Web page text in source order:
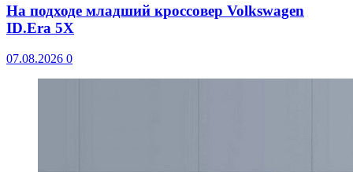
На подходе младший кроссовер Volkswagen
ID.Era 5X
07.08.2026 0